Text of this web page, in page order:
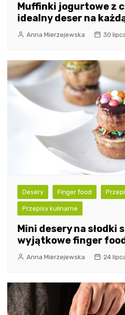
Muffinki jogurtowe z
idealny deser na
Anna Mierzejewska 30
Desery Finger food
Przepisy kulinarne
Mini desery na słodki
wyjątkowe finger
Anna Mierzejewska 24